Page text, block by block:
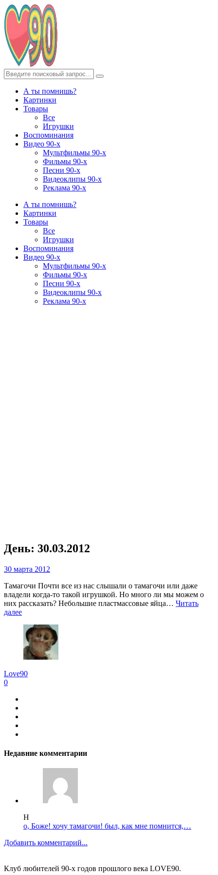
А ты помнишь?
Картинки
Товары
Все
Игрушки
Воспоминания
Видео 90-х
Мультфильмы 90-х
Фильмы 90-х
Песни 90-х
Видеоклипы 90-х
Реклама 90-х
А ты помнишь?
Картинки
Товары
Все
Игрушки
Воспоминания
Видео 90-х
Мультфильмы 90-х
Фильмы 90-х
Песни 90-х
Видеоклипы 90-х
Реклама 90-х
День: 30.03.2012
30 марта 2012
Тамагочи Почти все из нас слышали о тамагочи или даже
владели когда-то такой игрушкой. Но много ли мы можем о
них рассказать? Небольшие пластмассовые яйца… Читать
далее
Love90
0
Недавние комментарии
Н
о, Боже! хочу тамагочи! был, как мне помнится,…
Добавить комментарий...
Клуб любителей 90-х годов прошлого века LOVE90.